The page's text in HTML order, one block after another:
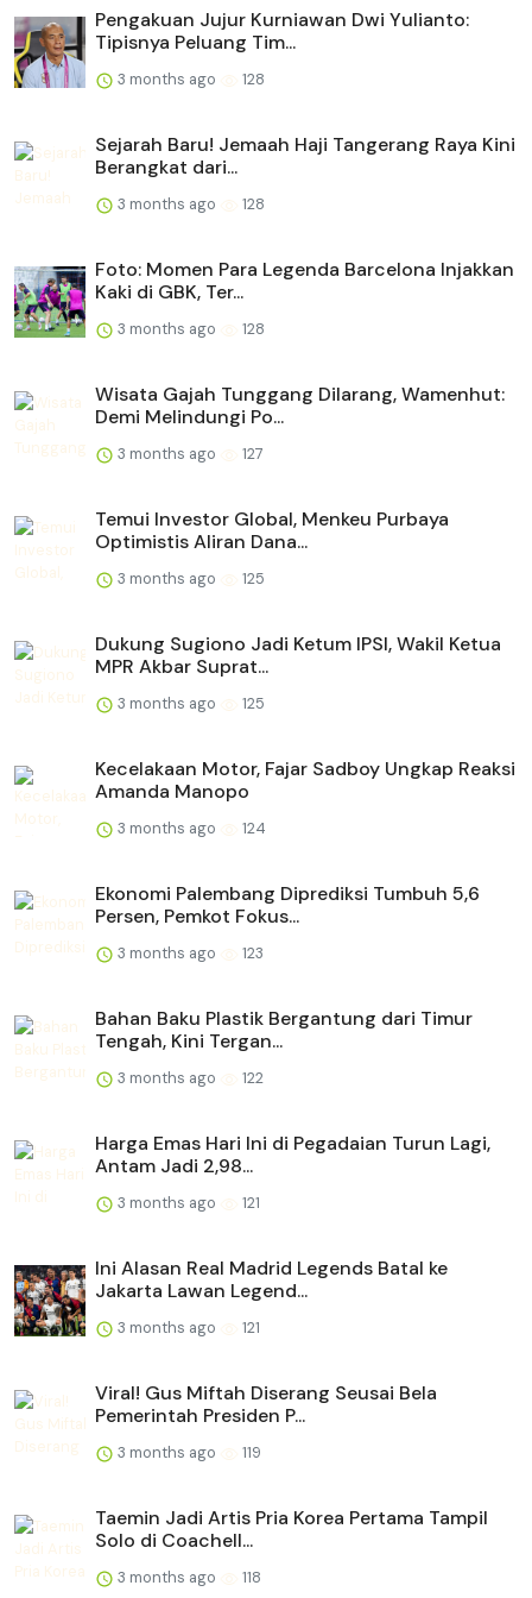
Pengakuan Jujur Kurniawan Dwi Yulianto:
Tipisnya Peluang Tim...
3 months ago 128
Sejarah Baru! Jemaah Haji Tangerang Raya Kini
Berangkat dari...
3 months ago 128
Foto: Momen Para Legenda Barcelona Injakkan
Kaki di GBK, Ter...
3 months ago 128
Wisata Gajah Tunggang Dilarang, Wamenhut:
Demi Melindungi Po...
3 months ago 127
Temui Investor Global, Menkeu Purbaya
Optimistis Aliran Dana...
3 months ago 125
Dukung Sugiono Jadi Ketum IPSI, Wakil Ketua
MPR Akbar Suprat...
3 months ago 125
Kecelakaan Motor, Fajar Sadboy Ungkap Reaksi
Amanda Manopo
3 months ago 124
Ekonomi Palembang Diprediksi Tumbuh 5,6
Persen, Pemkot Fokus...
3 months ago 123
Bahan Baku Plastik Bergantung dari Timur
Tengah, Kini Tergan...
3 months ago 122
Harga Emas Hari Ini di Pegadaian Turun Lagi,
Antam Jadi 2,98...
3 months ago 121
Ini Alasan Real Madrid Legends Batal ke
Jakarta Lawan Legend...
3 months ago 121
Viral! Gus Miftah Diserang Seusai Bela
Pemerintah Presiden P...
3 months ago 119
Taemin Jadi Artis Pria Korea Pertama Tampil
Solo di Coachell...
3 months ago 118